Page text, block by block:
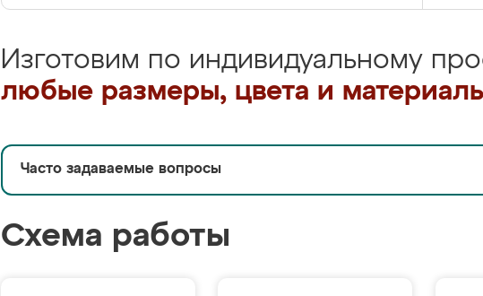
Изготовим по индивидуальному
любые размеры, цвета и
Часто задаваемые вопросы
Схема работы